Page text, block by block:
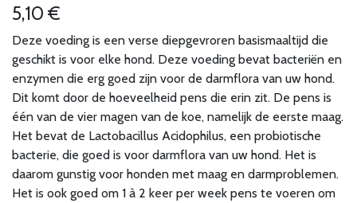
5,10 €
Deze voeding is een verse diepgevroren basismaaltijd die
geschikt is voor elke hond. Deze voeding bevat bacteriën en
enzymen die erg goed zijn voor de darmflora van uw hond.
Dit komt door de hoeveelheid pens die erin zit. De pens is
één van de vier magen van de koe, namelijk de eerste maag.
Het bevat de Lactobacillus Acidophilus, een probiotische
bacterie, die goed is voor darmflora van uw hond. Het is
daarom gunstig voor honden met maag en darmproblemen.
Het is ook goed om 1 à 2 keer per week pens te voeren om